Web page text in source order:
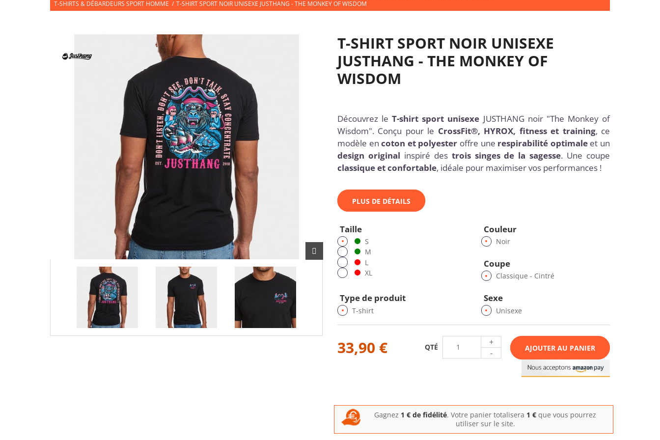
T-SHIRTS & DÉBARDEURS SPORT HOMME / T-SHIRT SPORT NOIR UNISEXE JUSTHANG - THE MONKEY OF WISDOM
T-SHIRT SPORT NOIR UNISEXE
JUSTHANG - THE MONKEY OF
WISDOM
Découvrez leT-shirt sport unisexe JUSTHANG noir "The Monkey of
Wisdom". Conçu pour le CrossFit®, HYROX, fitness et training, ce
modèle encoton et polyester offre une respirabilité optimaleet un
design original inspiré des trois singes de la sagesse. Une coupe
classique et confortable, idéale pour maximiser vos performances !
PLUS DE DÉTAILS
Taille
S
M
L
XL
Couleur
Noir
Coupe
Classique - Cintré
Type de produit
T-shirt
Sexe
Unisexe
33,90 € QTÉ
+
-
AJOUTER AU PANIER
Gagnez 1 € de fidélité. Votre panier totalisera 1 € que vous pourrez
utiliser sur le site.